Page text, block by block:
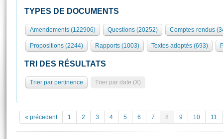
Présidence
577 députés
Groupes politiques
Séance publique
Commissions et autres organes
Europe et International
Pétitions
Rôle et pouvoirs de l'Assemblée
Organisation de l'Assemblée
Présidence Conférence des Présidents Bureau Collège des
Statistiques et chiffres clés
Documents de référence
( Constitution | Règlement de l'Assemblée ... )
Visiter l'Assemblée
Visite virtuelle du palais Bourbon
Assister à une séance
La Bibliothèque
TYPES DE DOCUMENTS
Amendements (122906) Questions (20252) Comptes-rendus
Propositions (2244) Rapports (1003) Textes adoptés (693)
TRI DES RÉSULTATS
Trier par pertinence Trier par date (X)
« précedent 1 2 3 4 5 6 7 8 9 10 11